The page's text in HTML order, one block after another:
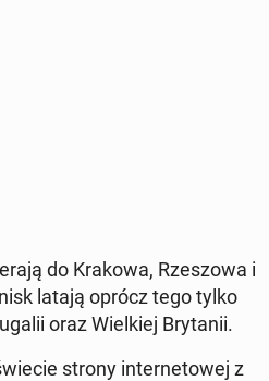
do Krakowa, Rze­szo­wa i
latają oprócz tego tylko
oraz Wiel­kiej Bry­ta­nii.
strony in­ter­ne­to­wej z